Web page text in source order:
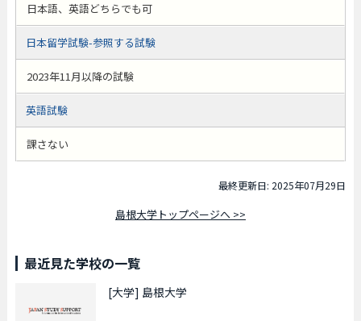
日本語、英語どちらでも可
日本留学試験-参照する試験
2023年11月以降の試験
英語試験
課さない
最終更新日: 2025年07月29日
島根大学トップページへ >>
最近見た学校の一覧
[大学] 島根大学